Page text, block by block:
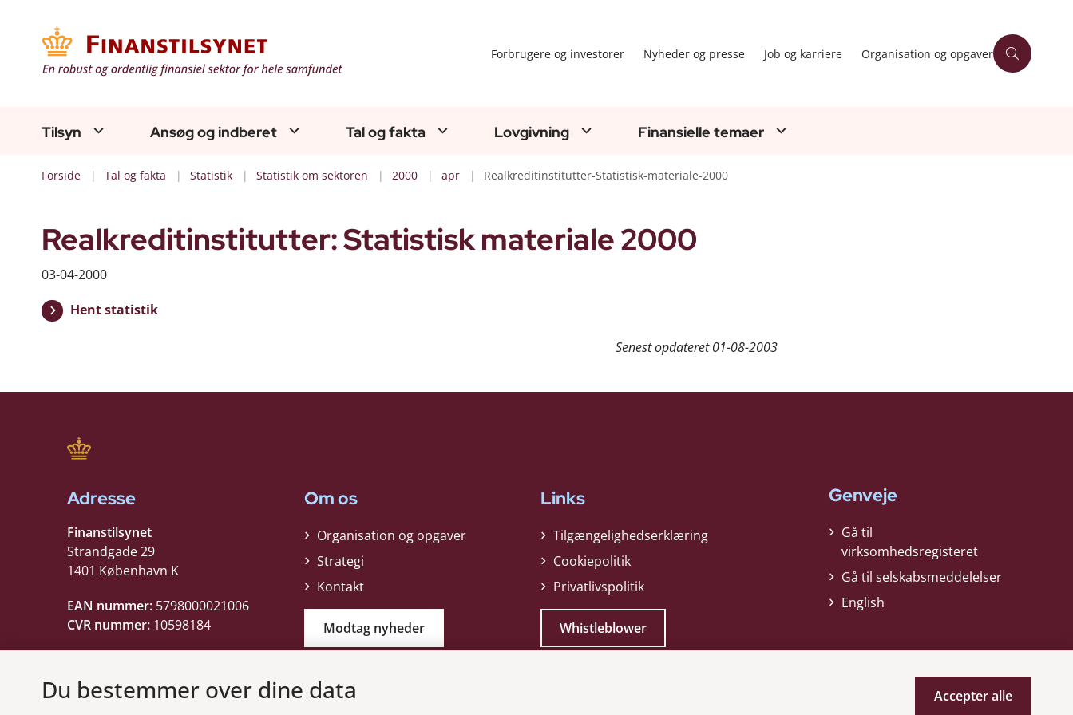
Forbrugere og investorer Nyheder og presse Job og karriere Organisation og opgaver
Tilsyn Ansøg og indberet Tal og fakta Lovgivning Finansielle temaer
Forside Tal og fakta Statistik Statistik om sektoren 2000 apr Realkreditinstitutter-Statistisk-materiale-2000
Realkreditinstitutter: Statistisk materiale 2000
03-04-2000
Hent statistik
Senest opdateret01-08-2003
Adresse
Finanstilsynet
Strandgade 29
1401 København K
EAN nummer: 5798000021006
CVR nummer: 10598184
Om os
Organisation og opgaver
Strategi
Kontakt
Modtag nyheder
Links
Tilgængelighedserklæring
Cookiepolitik
Privatlivspolitik
Whistleblower
Genveje
Gå til
virksomhedsregisteret
Gå til selskabsmeddelelser
English
Du bestemmer over dine data Accepter alle